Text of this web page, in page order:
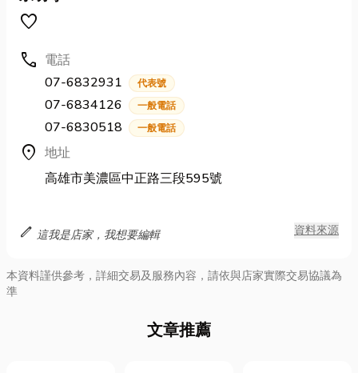
favorite
call 電話
07-6832931
代表號
07-6834126 一般電話
07-6830518 一般電話
location_on 地址
高雄市美濃區中正路三段595號
edit 這我是店家，我想要編輯 資料來源
本資料謹供參考，詳細交易及服務內容，請依與店家實際交易協議為
準
文章推薦